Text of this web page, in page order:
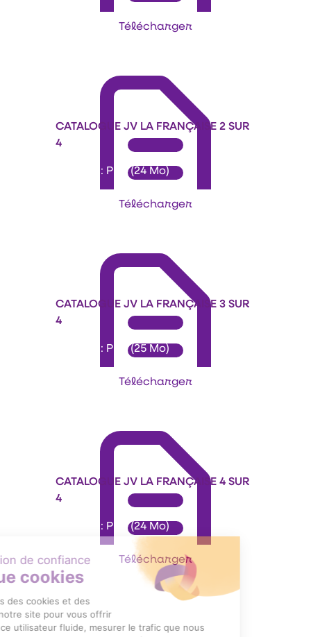
Télécharger
CATALOGUE JV LA FRANÇAISE 2 SUR
4
Format : PDF (24 Mo)
Télécharger
CATALOGUE JV LA FRANÇAISE 3 SUR
4
Format : PDF (25 Mo)
Télécharger
CATALOGUE JV LA FRANÇAISE 4 SUR
4
Format : PDF (24 Mo)
Télécharger